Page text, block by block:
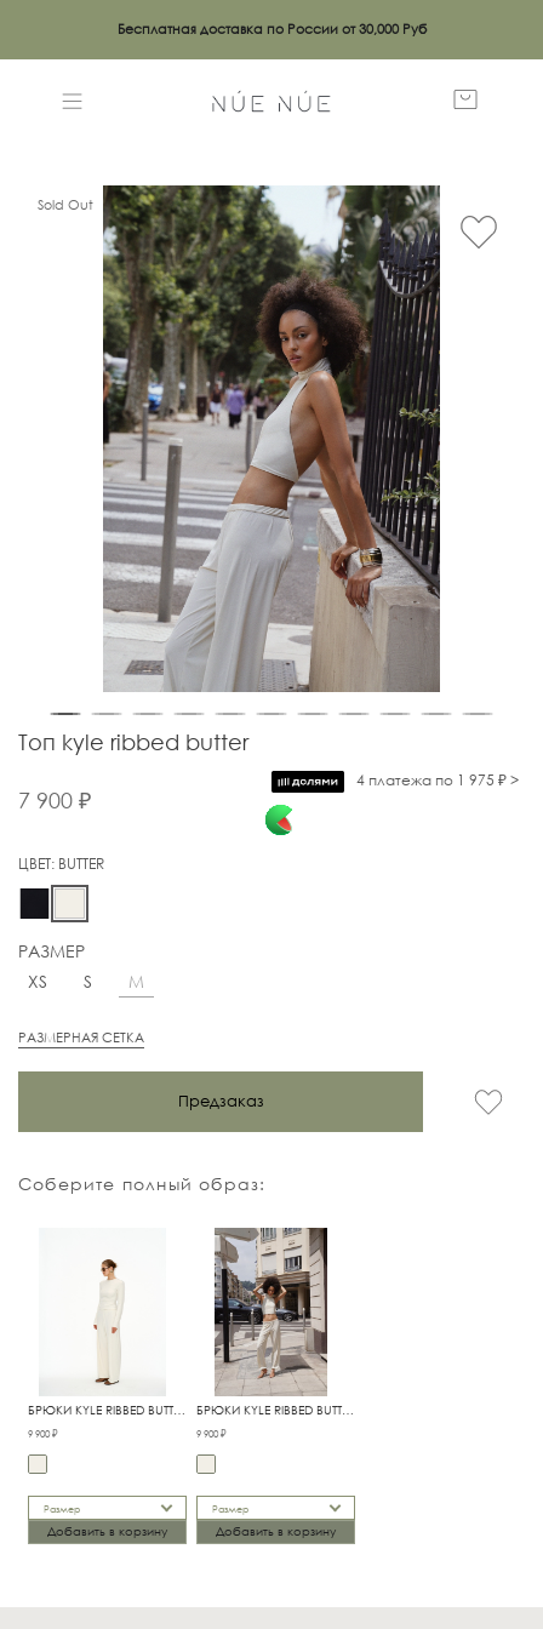
Бесплатная доставка по России от 30,000 Руб
Sold Out
Топ kyle ribbed butter
7 900 ₽
4 платежа по 1 975 ₽ >
ЦВЕТ: BUTTER
РАЗМЕР
XS
S M
РАЗМЕРНАЯ СЕТКА
Предзаказ
Соберите полный образ:
БРЮКИ KYLE RIBBED BUTTER
ПРЯМЫЕ
9 900 ₽
Размер
Добавить в корзину
БРЮКИ KYLE RIBBED BUTTER
НА РЕЗИНКЕ
9 900 ₽
Размер
Добавить в корзину